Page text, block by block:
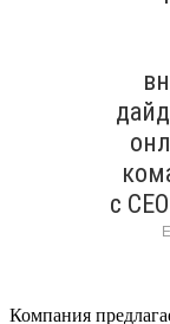
с
Компания